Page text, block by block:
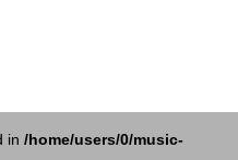
in /home/users/0/music-